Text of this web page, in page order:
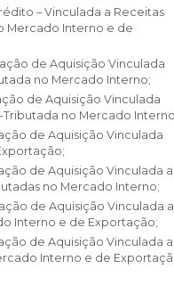
– Vinculada a Receitas
Mercado Interno e de
de Aquisição Vinculada
no Mercado Interno;
de Aquisição Vinculada
no Mercado
de Aquisição Vinculada
de Aquisição Vinculada a
no Mercado Interno;
de Aquisição Vinculada a
Interno e de Exportação;
de Aquisição Vinculada a
Interno e de